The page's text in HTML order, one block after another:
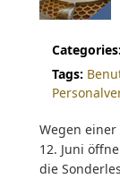
Categories:
Tags:
Wegen
12. Juni
die